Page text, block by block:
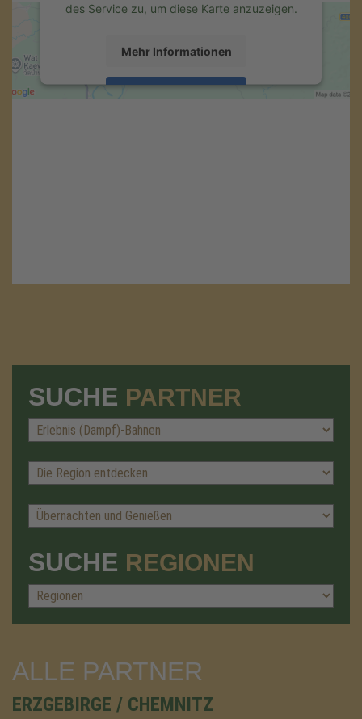
SUCHE PARTNER
SUCHE REGIONEN
ALLE PARTNER
ERZGEBIRGE / CHEMNITZ
des Service zu, um diese Karte anzuzeigen.
Mehr Informationen